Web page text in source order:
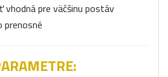
vhodná pre väčšinu postáv
prenosné